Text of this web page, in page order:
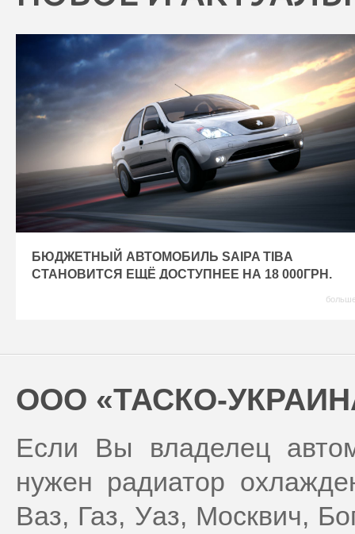
БЮДЖЕТНЫЙ АВТОМОБИЛЬ SAIPA TIBA
СТАНОВИТСЯ ЕЩЁ ДОСТУПНЕЕ НА 18 000ГРН.
ООО «ТАСКО-
Если Вы владелец
нужен радиатор
Ваз, Газ, Уаз, Москвич,